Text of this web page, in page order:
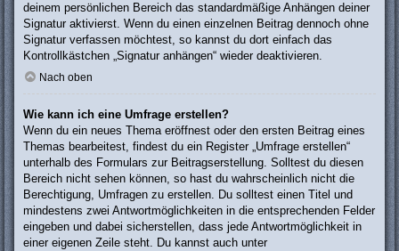
deinem persönlichen Bereich das standardmäßige Anhängen deiner
Signatur aktivierst. Wenn du einen einzelnen Beitrag dennoch ohne
Signatur verfassen möchtest, so kannst du dort einfach das
Kontrollkästchen „Signatur anhängen“ wieder deaktivieren.
Nach oben
Wie kann ich eine Umfrage erstellen?
Wenn du ein neues Thema eröffnest oder den ersten Beitrag eines
Themas bearbeitest, findest du ein Register „Umfrage erstellen“
unterhalb des Formulars zur Beitragserstellung. Solltest du diesen
Bereich nicht sehen können, so hast du wahrscheinlich nicht die
Berechtigung, Umfragen zu erstellen. Du solltest einen Titel und
mindestens zwei Antwortmöglichkeiten in die entsprechenden Felder
eingeben und dabei sicherstellen, dass jede Antwortmöglichkeit in
einer eigenen Zeile steht. Du kannst auch unter